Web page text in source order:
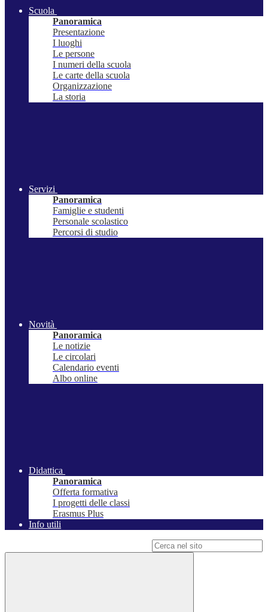
Scuola
Panoramica
Presentazione
I luoghi
Le persone
I numeri della scuola
Le carte della scuola
Organizzazione
La storia
Servizi
Panoramica
Famiglie e studenti
Personale scolastico
Percorsi di studio
Novità
Panoramica
Le notizie
Le circolari
Calendario eventi
Albo online
Didattica
Panoramica
Offerta formativa
I progetti delle classi
Erasmus Plus
Info utili